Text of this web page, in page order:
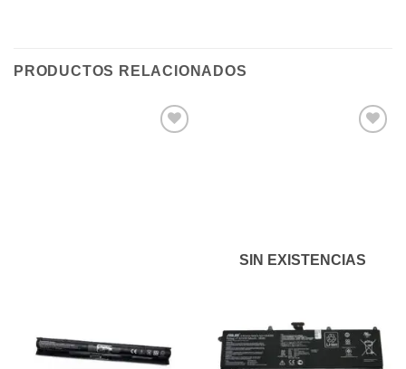
PRODUCTOS RELACIONADOS
SIN EXISTENCIAS